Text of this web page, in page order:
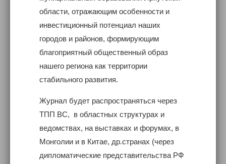
области, отражающим особенности и
инвестиционный потенциал наших
городов и районов, формирующим
благоприятный общественный образ
нашего региона как территории
стабильного развития.
Журнал будет распространяться через
ТПП ВС, в областных структурах и
ведомствах, на выставках и форумах, в
Монголии и в Китае, др.странах (через
дипломатические представительства РФ